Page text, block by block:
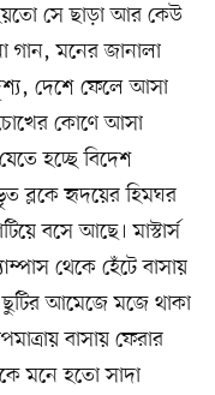
সে ছাড়া আর কেউ
গান, মনের জানালা
দেশে ফেলে আসা
কোণে আসা
হচ্ছে বিদেশ
ব্লকে হৃদয়ের হিমঘর
বসে আছে। মাস্টার্স
থেকে হেঁটে বাসায়
আমেজে মজে থাকা
বাসায় ফেরার
মনে হতো সাদা